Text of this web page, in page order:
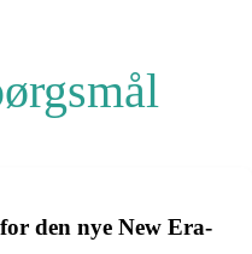
den nye New Era-